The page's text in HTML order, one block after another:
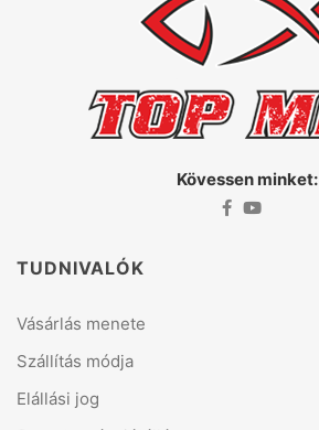
Kövessen minket:
TUDNIVALÓK
Vásárlás menete
Szállítás módja
Elállási jog